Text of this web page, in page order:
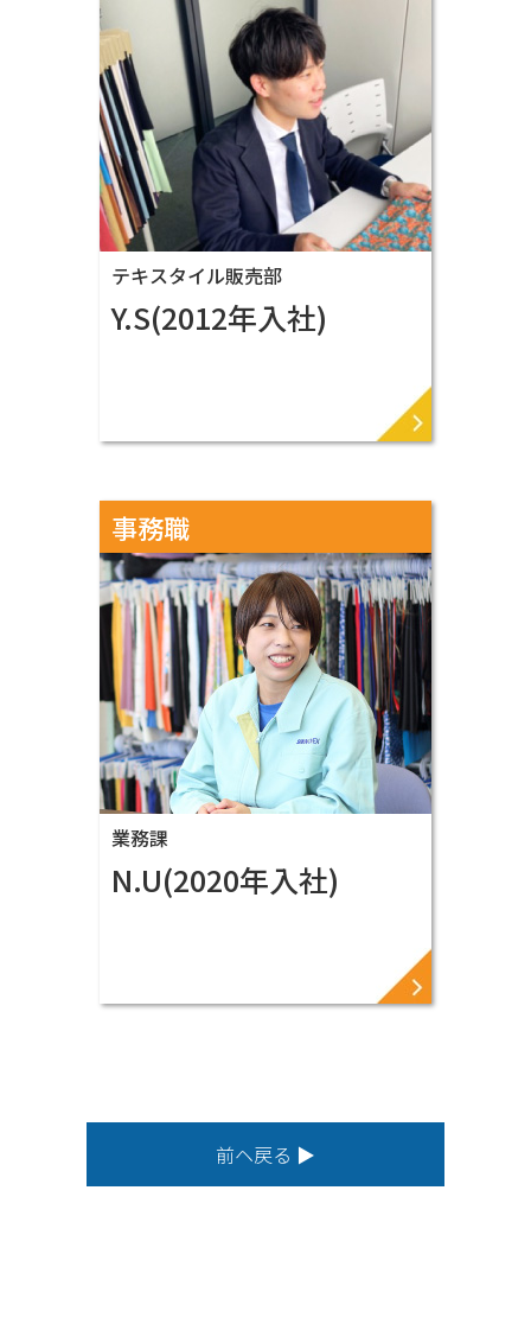
テキスタイル販売部
Y.S(2012年入社)
お客様と工場とを
つなぐ架け橋として
頑張ります！
VIEW MORE ▶
事務職
業務課
N.U(2020年入社)
前ヘ戻る ▶